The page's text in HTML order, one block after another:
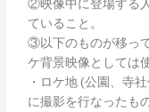
②映像中に登場する
ていること。
③以下のものが移っ
ケ背景映像としては
・ロケ地 (公園、寺
に撮影を行なったも